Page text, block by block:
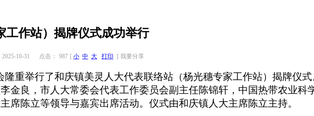
工作站）揭牌仪式成功举行
10-31 点击： 987 [ 小 中 大 打印 ] 我要分享
隆重举行了和庆镇美灵人大代表联络站（杨光穗专家工作站）揭牌仪
金良，市人大常委会代表工作委员会副主任陈锦轩，中国热带农业科
席陈立等领导与嘉宾出席活动。仪式由和庆镇人大主席陈立主持。